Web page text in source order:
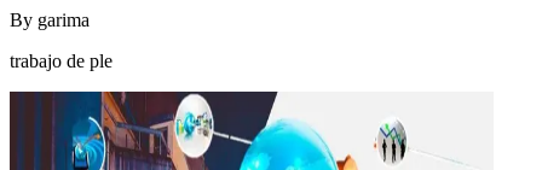
By garima
trabajo de ple